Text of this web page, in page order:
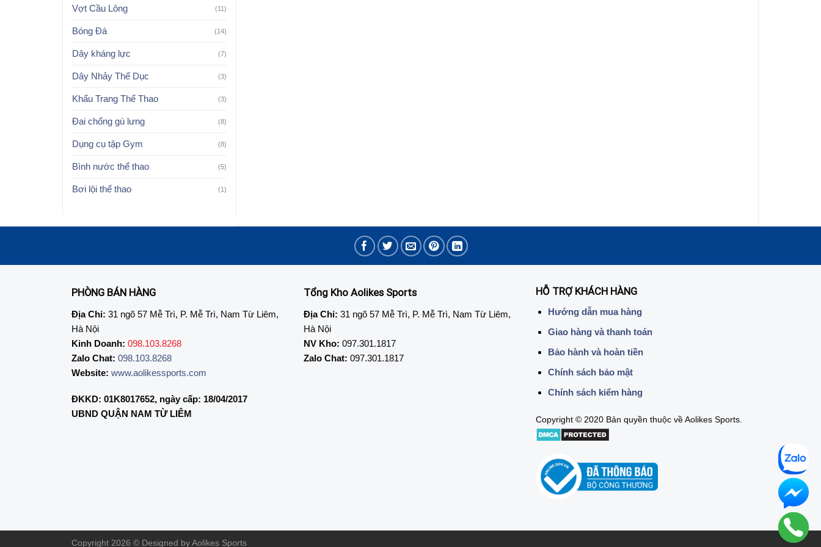
Vợt Cầu Lông (11)
Bóng Đá (14)
Dây kháng lực (7)
Dây Nhảy Thể Dục (3)
Khẩu Trang Thể Thao (3)
Đai chống gù lưng (8)
Dụng cụ tập Gym (8)
Bình nước thể thao (5)
Bơi lội thể thao (1)
PHÒNG BÁN HÀNG
Địa Chỉ: 31 ngõ 57 Mễ Trì, P. Mễ Trì, Nam Từ Liêm,
Hà Nội
Kinh Doanh: 098.103.8268
Zalo Chat: 098.103.8268
Website: www.aolikessports.com
ĐKKD: 01K8017652, ngày cấp: 18/04/2017
UBND QUẬN NAM TỪ LIÊM
Tổng Kho Aolikes Sports
Địa Chỉ: 31 ngõ 57 Mễ Trì, P. Mễ Trì, Nam Từ Liêm,
Hà Nội
NV Kho: 097.301.1817
Zalo Chat: 097.301.1817
HỖ TRỢ KHÁCH HÀNG
Hướng dẫn mua hàng
Giao hàng và thanh toán
Bảo hành và hoàn tiền
Chính sách bảo mật
Chính sách kiểm hàng
Copyright © 2020 Bản quyền thuộc về Aolikes Sports.
Copyright 2026 © Designed by Aolikes Sports